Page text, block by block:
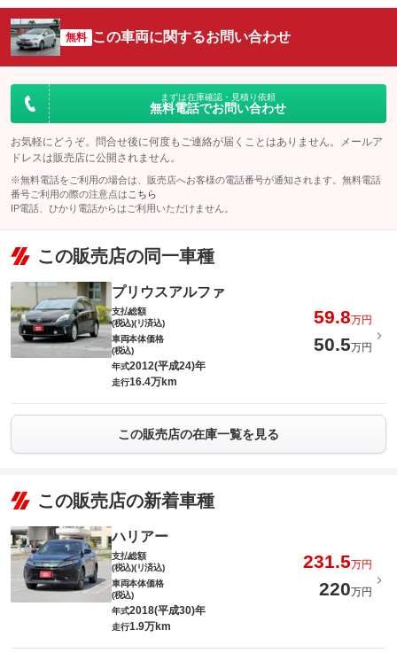
無料 この車両に関するお問い合わせ
まずは在庫確認・見積り依頼
無料電話でお問い合わせ
お気軽にどうぞ。問合せ後に何度もご連絡が届くことはありません。メールア
ドレスは販売店に公開されません。
※無料電話をご利用の場合は、販売店へお客様の電話番号が通知されます。無料電話
番号ご利用の際の注意点は こちら
IP電話、ひかり電話からはご利用いただけません。
この販売店の同一車種
プリウスアルファ
支払総額
(税込)(リ済込)
59.8万円
車両本体価格
(税込)
50.5万円
年式2012(平成24)年
走行16.4万km
この販売店の在庫一覧を見る
この販売店の新着車種
ハリアー
支払総額
(税込)(リ済込)
231.5万円
車両本体価格
(税込)
220万円
年式2018(平成30)年
走行1.9万km